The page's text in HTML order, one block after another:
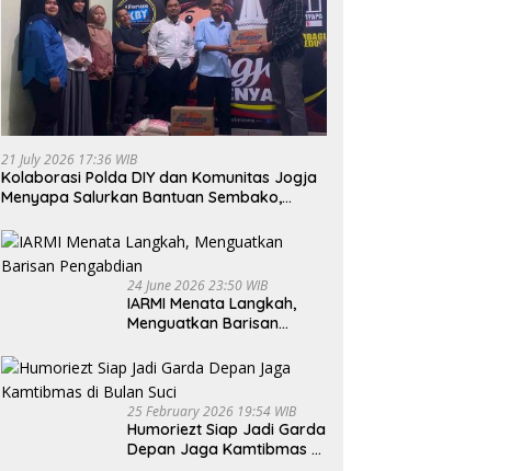
21 July 2026 17:36 WIB
Kolaborasi Polda DIY dan Komunitas Jogja
Menyapa Salurkan Bantuan Sembako,
Digital
24 June 2026 23:50 WIB
IARMI Menata Langkah,
Menguatkan Barisan
25 February 2026 19:54 WIB
Humoriezt Siap Jadi Garda
Depan Jaga Kamtibmas di